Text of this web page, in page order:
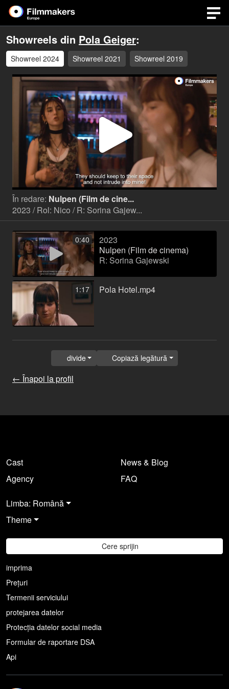
Showreels din Pola Geiger:
Showreel 2024 Showreel 2021 Showreel 2019
Play
Video
În redare: Nulpen (Film de cine...
2023 / Rol: Nico / R: Sorina Gajew...
0:40
2023
Nulpen (Film de cinema)
R: Sorina Gajewski
1:17 Pola Hotel.mp4
← Înapoi la profil
divide Copiază legătură
Cast
Agency
News & Blog
FAQ
Limba: Română
Theme
Cere sprijin
imprima
Prețuri
Termenii serviciului
protejarea datelor
Protecția datelor social media
Formular de raportare DSA
Api